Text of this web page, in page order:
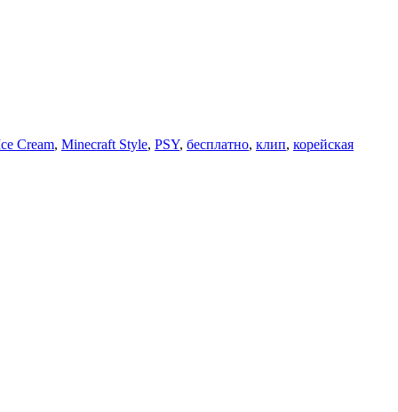
Cream, Minecraft Style, PSY, бесплатно, клип, корейская